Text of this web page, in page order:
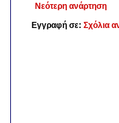
Νεότερη ανάρτηση
Εγγραφή σε: Σχόλια